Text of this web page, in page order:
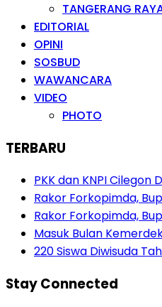
TANGERANG
EDITORIAL
OPINI
SOSBUD
WAWANCARA
VIDEO
PHOTO
TERBARU
PKK dan KNPI
Rakor Forkopimda,
Rakor Forkopimda,
Masuk Bulan
220 Siswa Diwisuda
Stay Connected